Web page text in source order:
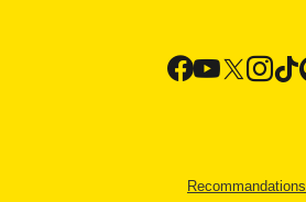
Recommandations